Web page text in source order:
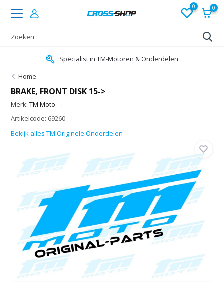
0 0
Specialist in TM-Motoren & Onderdelen
Home
BRAKE, FRONT DISK 15->
Merk:TM Moto
Artikelcode: 69260
Bekijk alles TM Originele Onderdelen